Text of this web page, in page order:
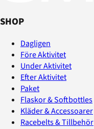
SHOP
Dagligen
Före Aktivitet
Under Aktivitet
Efter Aktivitet
Paket
Flaskor & Softbottles
Kläder & Accessoarer
Racebelts & Tillbehör